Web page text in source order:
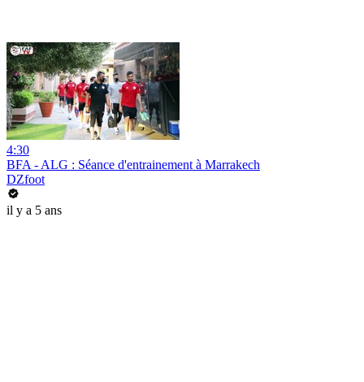
4:30
BFA - ALG : Séance d'entrainement à Marrakech
DZfoot
il y a 5 ans